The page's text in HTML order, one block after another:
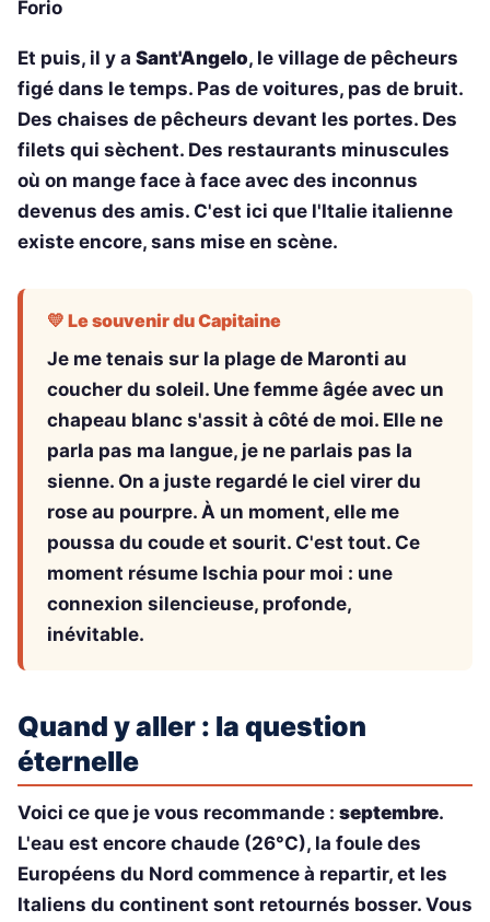
Forio
Et puis, il y a Sant'Angelo, le village de pêcheurs
figé dans le temps. Pas de voitures, pas de bruit.
Des chaises de pêcheurs devant les portes. Des
filets qui sèchent. Des restaurants minuscules
où on mange face à face avec des inconnus
devenus des amis. C'est ici que l'Italie italienne
existe encore, sans mise en scène.
💛 Le souvenir du Capitaine
Je me tenais sur la plage de Maronti au
coucher du soleil. Une femme âgée avec un
chapeau blanc s'assit à côté de moi. Elle ne
parla pas ma langue, je ne parlais pas la
sienne. On a juste regardé le ciel virer du
rose au pourpre. À un moment, elle me
poussa du coude et sourit. C'est tout. Ce
moment résume Ischia pour moi : une
connexion silencieuse, profonde,
inévitable.
Quand y aller : la question
éternelle
Voici ce que je vous recommande : septembre.
L'eau est encore chaude (26°C), la foule des
Européens du Nord commence à repartir, et les
Italiens du continent sont retournés bosser. Vous